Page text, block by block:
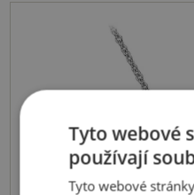
Tyto webové
používají
Tyto webové